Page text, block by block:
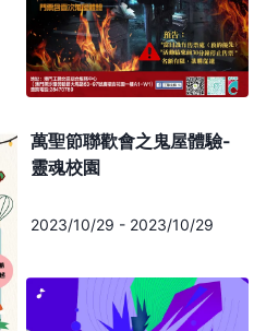
萬聖節聯歡會之鬼屋體驗-
靈魂校園
2023/10/29 - 2023/10/29